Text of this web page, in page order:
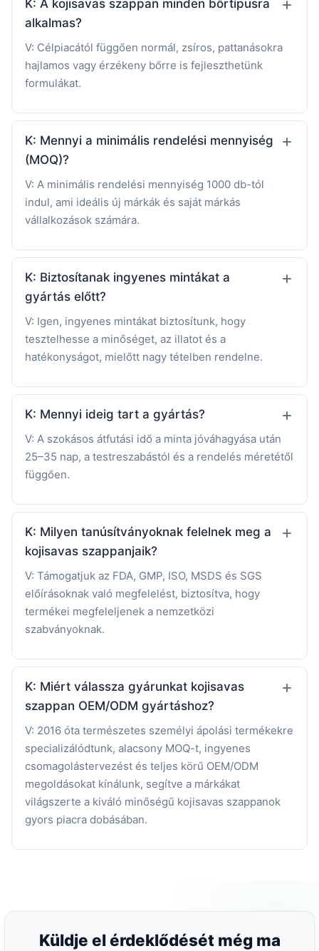
K: A kojisavas szappan minden bőrtípusra
alkalmas?
V: Célpiacától függően normál, zsíros, pattanásokra
hajlamos vagy érzékeny bőrre is fejleszthetünk
formulákat.
K: Mennyi a minimális rendelési mennyiség
(MOQ)?
V: A minimális rendelési mennyiség 1000 db-tól
indul, ami ideális új márkák és saját márkás
vállalkozások számára.
K: Biztosítanak ingyenes mintákat a
gyártás előtt?
V: Igen, ingyenes mintákat biztosítunk, hogy
tesztelhesse a minőséget, az illatot és a
hatékonyságot, mielőtt nagy tételben rendelne.
K: Mennyi ideig tart a gyártás?
V: A szokásos átfutási idő a minta jóváhagyása után
25–35 nap, a testreszabástól és a rendelés méretétől
függően.
K: Milyen tanúsítványoknak felelnek meg a
kojisavas szappanjaik?
V: Támogatjuk az FDA, GMP, ISO, MSDS és SGS
előírásoknak való megfelelést, biztosítva, hogy
termékei megfeleljenek a nemzetközi
szabványoknak.
K: Miért válassza gyárunkat kojisavas
szappan OEM/ODM gyártáshoz?
V: 2016 óta természetes személyi ápolási termékekre
specializálódtunk, alacsony MOQ-t, ingyenes
csomagolástervezést és teljes körű OEM/ODM
megoldásokat kínálunk, segítve a márkákat
világszerte a kiváló minőségű kojisavas szappanok
gyors piacra dobásában.
Küldje el érdeklődését még ma